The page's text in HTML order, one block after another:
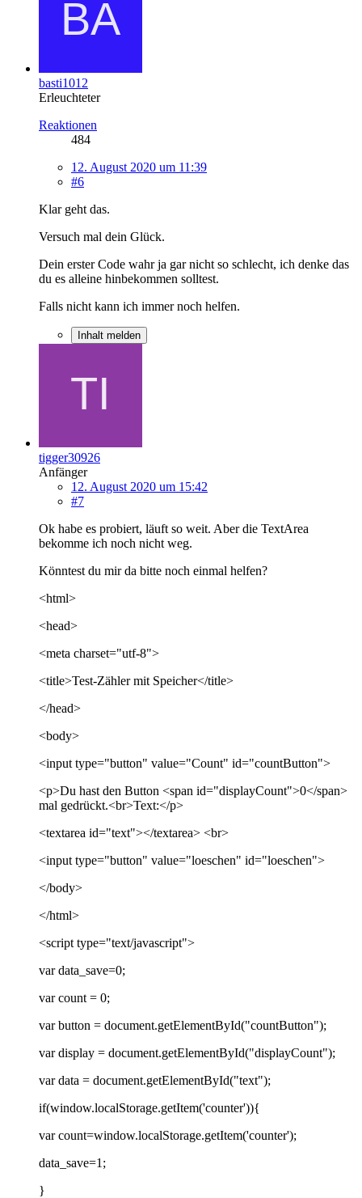
basti1012
Erleuchteter
Reaktionen
484
12. August 2020 um 11:39
#6
Klar geht das.
Versuch mal dein Glück.
Dein erster Code wahr ja gar nicht so schlecht, ich denke das
du es alleine hinbekommen solltest.
Falls nicht kann ich immer noch helfen.
Inhalt melden
tigger30926
Anfänger
12. August 2020 um 15:42
#7
Ok habe es probiert, läuft so weit. Aber die TextArea
bekomme ich noch nicht weg.
Könntest du mir da bitte noch einmal helfen?
<html>
<head>
<meta charset="utf-8">
<title>Test-Zähler mit Speicher</title>
</head>
<body>
<input type="button" value="Count" id="countButton">
<p>Du hast den Button <span id="displayCount">0</span>
mal gedrückt.<br>Text:</p>
<textarea id="text"></textarea> <br>
<input type="button" value="loeschen" id="loeschen">
</body>
</html>
<script type="text/javascript">
var data_save=0;
var count = 0;
var button = document.getElementById("countButton");
var display = document.getElementById("displayCount");
var data = document.getElementById("text");
if(window.localStorage.getItem('counter')){
var count=window.localStorage.getItem('counter');
data_save=1;
}